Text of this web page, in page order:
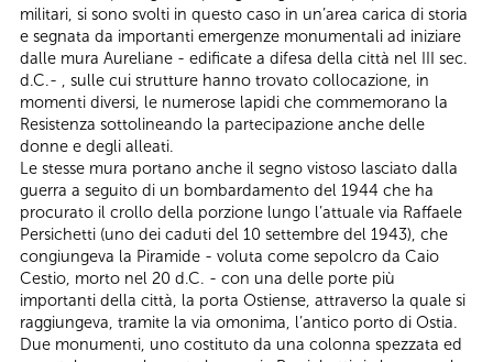
militari, si sono svolti in questo caso in un’area carica di storia
e segnata da importanti emergenze monumentali ad iniziare
dalle mura Aureliane - edificate a difesa della città nel III sec.
d.C.- , sulle cui strutture hanno trovato collocazione, in
momenti diversi, le numerose lapidi che commemorano la
Resistenza sottolineando la partecipazione anche delle
donne e degli alleati.
Le stesse mura portano anche il segno vistoso lasciato dalla
guerra a seguito di un bombardamento del 1944 che ha
procurato il crollo della porzione lungo l’attuale via Raffaele
Persichetti (uno dei caduti del 10 settembre del 1943), che
congiungeva la Piramide - voluta come sepolcro da Caio
Cestio, morto nel 20 d.C. - con una delle porte più
importanti della città, la porta Ostiense, attraverso la quale si
raggiungeva, tramite la via omonima, l’antico porto di Ostia.
Due monumenti, uno costituto da una colonna spezzata ed